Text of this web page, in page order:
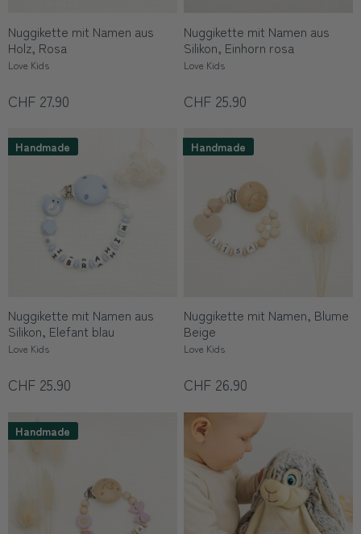
Nuggikette mit Namen aus
Holz, Rosa
Love Kids
CHF 27.90
Nuggikette mit Namen aus
Silikon, Einhorn rosa
Love Kids
CHF 25.90
Handmade
Nuggikette mit Namen aus
Silikon, Elefant blau
Love Kids
CHF 25.90
Handmade
Nuggikette mit Namen, Blume
Beige
Love Kids
CHF 26.90
Handmade